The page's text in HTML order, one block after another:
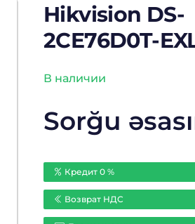
Hikvision DS-
2CE76D0T-
В наличии
Sorğu
Кредит 0 %
Возврат НДС